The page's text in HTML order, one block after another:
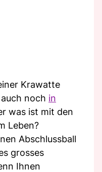
Krawatte
noch in
was ist mit den
Leben?
Abschlussball
grosses
Ihnen